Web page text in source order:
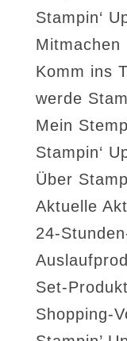
Stampin‘
Mitmachen
Komm ins
werde
Mein
Stampin‘
Über
Aktuelle
24-
Set-
Shopping-